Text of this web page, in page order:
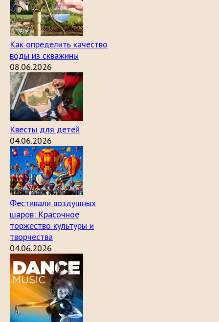
Как определить качество
воды из скважины
08.06.2026
Квесты для детей
04.06.2026
Фестивали воздушных
шаров: Красочное
торжество культуры и
творчества
04.06.2026